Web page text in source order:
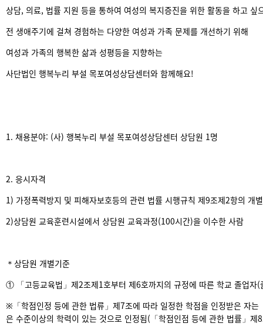
상담, 의료, 법률 지원 등을 통하여 여성의 복지증진을 위한 활동을 하고 싶
전 생애주기에 걸쳐 경험하는 다양한 여성과 가족 문제를 개선하기 위해
여성과 가족의 행복한 삶과 성평등을 지향하는
사단법인 행복누리 부설 목포여성상담센터와 함께해요!
1. 채용분야: (사) 행복누리 부설 목포여성상담센터 상담원 1명
2. 응시자격
1) 가정폭력방지 및 피해자보호등의 관련 법률 시행규칙 제9조제2항의 개
2)상담원 교육훈련시설에서 상담원 교육과정(100시간)을 이수한 사람
＊상담원 개별기준
① 「고등교육법」제2조제1호부터 제6호까지의 규정에 따른 학교 졸업자(
※「학점인정 등에 관한 법류」제7조에 따라 일정한 학점을 인정받은 자
은 수준이상의 학력이 있는 것으로 인정됨(「학점인점 등에 관한 법률」제